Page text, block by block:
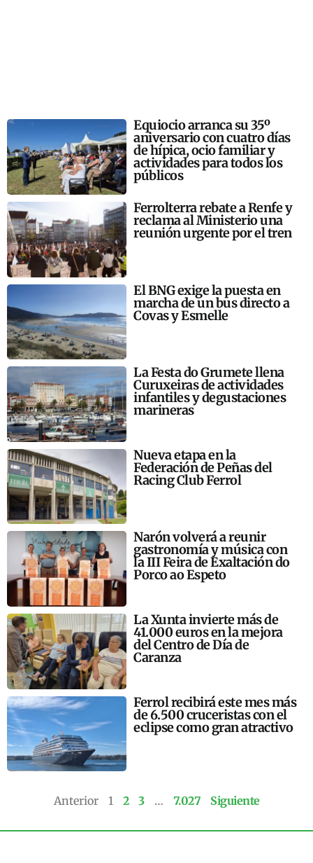
Equiocio arranca su 35º
aniversario con cuatro días
de hípica, ocio familiar y
actividades para todos los
públicos
Ferrolterra rebate a Renfe y
reclama al Ministerio una
reunión urgente por el tren
El BNG exige la puesta en
marcha de un bus directo a
Covas y Esmelle
La Festa do Grumete llena
Curuxeiras de actividades
infantiles y degustaciones
marineras
Nueva etapa en la
Federación de Peñas del
Racing Club Ferrol
Narón volverá a reunir
gastronomía y música con
la III Feira de Exaltación do
Porco ao Espeto
La Xunta invierte más de
41.000 euros en la mejora
del Centro de Día de
Caranza
Ferrol recibirá este mes más
de 6.500 cruceristas con el
eclipse como gran atractivo
Anterior 1 2 3 … 7.027 Siguiente